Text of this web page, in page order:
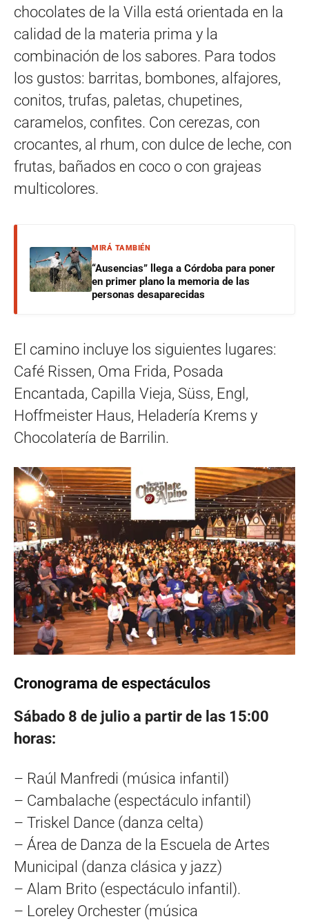
chocolates de la Villa está orientada en la
calidad de la materia prima y la
combinación de los sabores. Para todos
los gustos: barritas, bombones, alfajores,
conitos, trufas, paletas, chupetines,
caramelos, confites. Con cerezas, con
crocantes, al rhum, con dulce de leche, con
frutas, bañados en coco o con grajeas
multicolores.
MIRÁ TAMBIÉN
“Ausencias” llega a Córdoba para poner
en primer plano la memoria de las
personas desaparecidas
El camino incluye los siguientes lugares:
Café Rissen, Oma Frida, Posada
Encantada, Capilla Vieja, Süss, Engl,
Hoffmeister Haus, Heladería Krems y
Chocolatería de Barrilin.
Cronograma de espectáculos
Sábado 8 de julio a partir de las 15:00
horas:
– Raúl Manfredi (música infantil)
– Cambalache (espectáculo infantil)
– Triskel Dance (danza celta)
– Área de Danza de la Escuela de Artes
Municipal (danza clásica y jazz)
– Alam Brito (espectáculo infantil).
– Loreley Orchester (música